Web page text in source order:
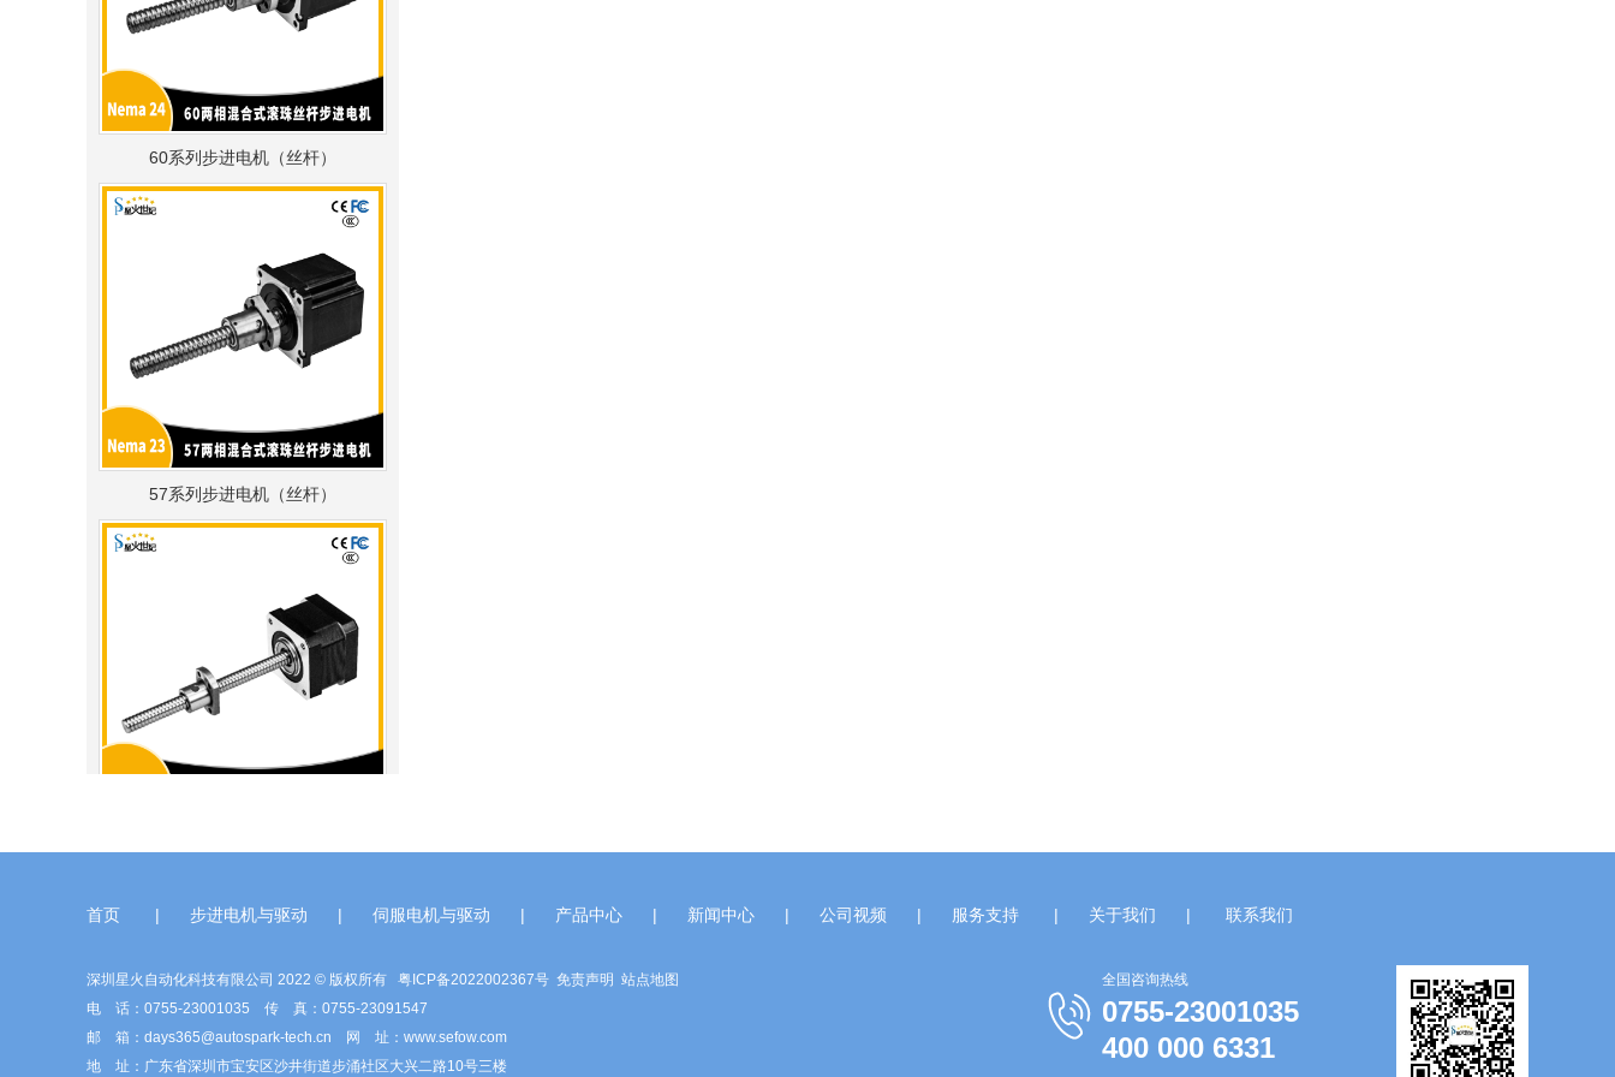
60系列步进电机（丝杆）
57系列步进电机（丝杆）
首页 | 步进电机与驱动 | 伺服电机与驱动 | 产品中心 | 新闻中心 | 公司视频 | 服务支持 | 关于我们 | 联系我们
深圳星火自动化科技有限公司 2022 © 版权所有 粤ICP备2022002367号 免责声明 站点地图
电 话：0755-23001035 传 真：0755-23091547
邮 箱：days365@autospark-tech.cn 网 址：www.sefow.com
地 址：广东省深圳市宝安区沙井街道步涌社区大兴二路10号三楼
全国咨询热线
0755-23001035
400 000 6331